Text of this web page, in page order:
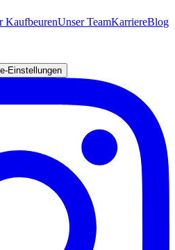
KaufbeurenUnser TeamKarriereBlog
Einstellungen